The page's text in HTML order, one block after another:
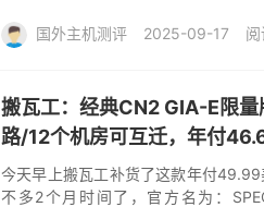
国外主机测评
2025-09-17
搬瓦工：经典CN2 GIA-E限
路/12个机房可互迁，年付
今天早上搬瓦工补货了这款年付
不多2个月时间了，官方名为：